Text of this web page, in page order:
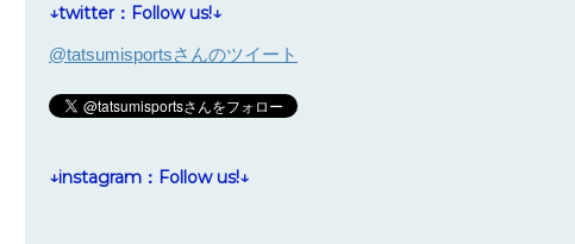
↓twitter：Follow us!↓
@tatsumisportsさんのツイート
↓instagram：Follow us!↓